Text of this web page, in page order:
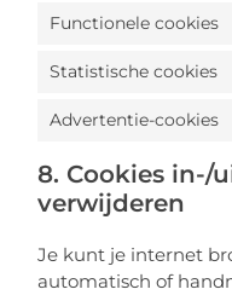
Functionele cookies
Statistische cookies
Advertentie-cookies
8. Cookies in-/
verwijderen
Je kunt je internet
automatisch of